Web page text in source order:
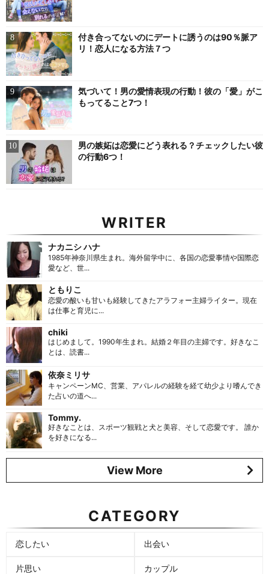
付き合ってないのにデートに誘うのは90％脈ア
リ！恋人になる方法７つ
気づいて！男の愛情表現の行動！彼の「愛」がこ
もってること7つ！
男の嫉妬は恋愛にどう表れる？チェックしたい彼
の行動6つ！
WRITER
ナカニシ ハナ
1985年神奈川県生まれ。海外留学中に、各国の恋愛事情や国際恋
愛など、世...
ともりこ
恋愛の酸いも甘いも経験してきたアラフォー主婦ライター。現在
は仕事と育児に...
chiki
はじめまして。1990年生まれ。結婚２年目の主婦です。好きなこ
とは、読書...
依奈ミリサ
キャンペーンMC、営業、アパレルの経験を経て幼少より嗜んでき
た占いの道へ...
Tommy.
好きなことは、スポーツ観戦と犬と美容、そして恋愛です。 誰か
を好きになる...
View More
CATEGORY
恋したい 出会い
片思い カップル